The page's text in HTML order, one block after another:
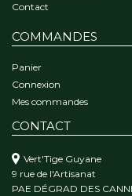
Contact
COMMANDES
Panier
Connexion
Mes commandes
CONTACT
Vert'Tige Guyane
9 rue de l'Artisanat
PAE DÉGRAD DES